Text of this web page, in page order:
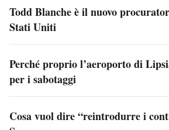
Todd Blanche è il nuovo
Stati Uniti
Perché proprio l’aeroporto di
per i sabotaggi
Cosa vuol dire “reintrodurre i